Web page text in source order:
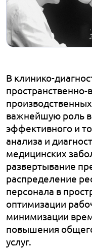
В клинико-
важнейшую роль
эффективного и
анализа и
медицинских
развертывание
распределение
персонала в
оптимизации
минимизации
повышения
услуг.